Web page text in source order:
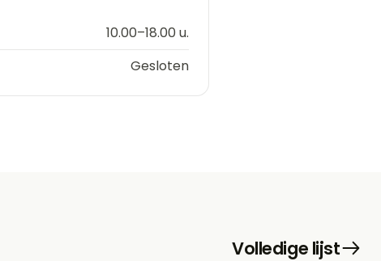
10.00–18.00 u.
Gesloten
Volledige lijst